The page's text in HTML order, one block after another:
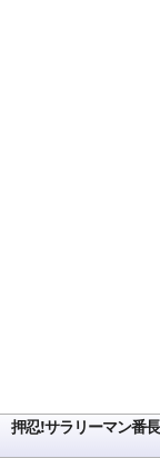
押忍!サラリーマン番